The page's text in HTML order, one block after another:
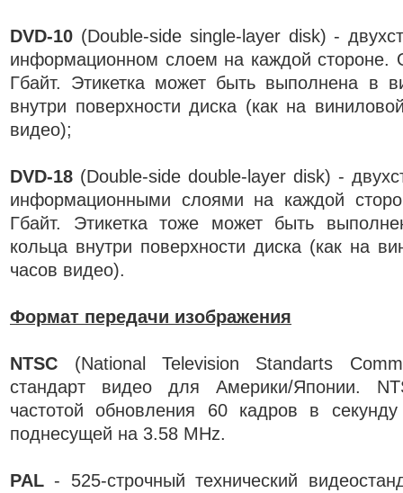
DVD-10 (Double-side single-layer disk) -
информационном слоем на каждой стороне.
Гбайт. Этикетка может быть выполнена в
внутри поверхности диска (как на
видео);
DVD-18 (Double-side double-layer disk) -
информационными слоями на каждой
Гбайт. Этикетка тоже может быть
кольца внутри поверхности диска (как на
часов видео).
Формат передачи изображения
NTSC (National Television Standarts
стандарт видео для Америки/Японии.
частотой обновления 60 кадров в
поднесущей на 3.58 MHz.
PAL - 525-строчный технический